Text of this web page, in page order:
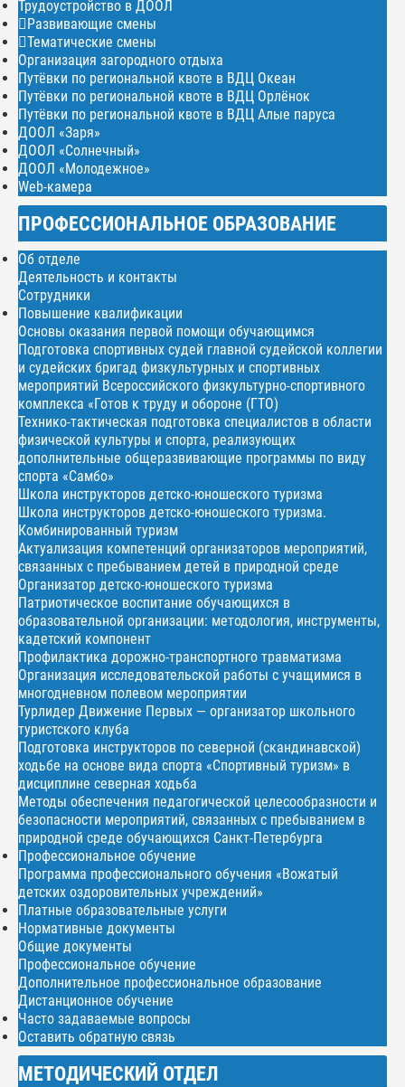
Трудоустройство в ДООЛ
Развивающие смены
Тематические смены
Организация загородного отдыха
Путёвки по региональной квоте в ВДЦ Океан
Путёвки по региональной квоте в ВДЦ Орлёнок
Путёвки по региональной квоте в ВДЦ Алые паруса
ДООЛ «Заря»
ДООЛ «Солнечный»
ДООЛ «Молодежное»
Web-камера
ПРОФЕССИОНАЛЬНОЕ ОБРАЗОВАНИЕ
Об отделе
Деятельность и контакты
Сотрудники
Повышение квалификации
Основы оказания первой помощи обучающимся
Подготовка спортивных судей главной судейской коллегии
и судейских бригад физкультурных и спортивных
мероприятий Всероссийского физкультурно-спортивного
комплекса «Готов к труду и обороне (ГТО)
Технико-тактическая подготовка специалистов в области
физической культуры и спорта, реализующих
дополнительные общеразвивающие программы по виду
спорта «Самбо»
Школа инструкторов детско-юношеского туризма
Школа инструкторов детско-юношеского туризма.
Комбинированный туризм
Актуализация компетенций организаторов мероприятий,
связанных с пребыванием детей в природной среде
Организатор детско-юношеского туризма
Патриотическое воспитание обучающихся в
образовательной организации: методология, инструменты,
кадетский компонент
Профилактика дорожно-транспортного травматизма
Организация исследовательской работы с учащимися в
многодневном полевом мероприятии
Турлидер Движение Первых — организатор школьного
туристского клуба
Подготовка инструкторов по северной (скандинавской)
ходьбе на основе вида спорта «Спортивный туризм» в
дисциплине северная ходьба
Методы обеспечения педагогической целесообразности и
безопасности мероприятий, связанных с пребыванием в
природной среде обучающихся Санкт-Петербурга
Профессиональное обучение
Программа профессионального обучения «Вожатый
детских оздоровительных учреждений»
Платные образовательные услуги
Нормативные документы
Общие документы
Профессиональное обучение
Дополнительное профессиональное образование
Дистанционное обучение
Часто задаваемые вопросы
Оставить обратную связь
МЕТОДИЧЕСКИЙ ОТДЕЛ